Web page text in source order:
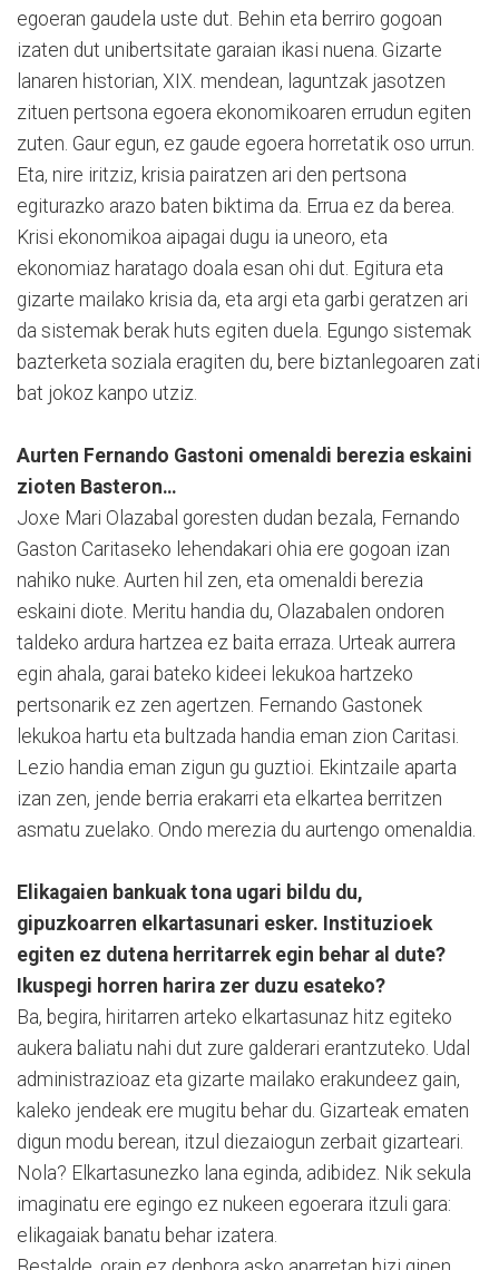
egoeran gaudela uste dut. Behin eta berriro gogoan
izaten dut unibertsitate garaian ikasi nuena. Gizarte
lanaren historian, XIX. mendean, laguntzak jasotzen
zituen pertsona egoera ekonomikoaren errudun egiten
zuten. Gaur egun, ez gaude egoera horretatik oso urrun.
Eta, nire iritziz, krisia pairatzen ari den pertsona
egiturazko arazo baten biktima da. Errua ez da berea.
Krisi ekonomikoa aipagai dugu ia uneoro, eta
ekonomiaz haratago doala esan ohi dut. Egitura eta
gizarte mailako krisia da, eta argi eta garbi geratzen ari
da sistemak berak huts egiten duela. Egungo sistemak
bazterketa soziala eragiten du, bere biztanlegoaren zati
bat jokoz kanpo utziz.
Aurten Fernando Gastoni omenaldi berezia eskaini
zioten Basteron…
Joxe Mari Olazabal goresten dudan bezala, Fernando
Gaston Caritaseko lehendakari ohia ere gogoan izan
nahiko nuke. Aurten hil zen, eta omenaldi berezia
eskaini diote. Meritu handia du, Olazabalen ondoren
taldeko ardura hartzea ez baita erraza. Urteak aurrera
egin ahala, garai bateko kideei lekukoa hartzeko
pertsonarik ez zen agertzen. Fernando Gastonek
lekukoa hartu eta bultzada handia eman zion Caritasi.
Lezio handia eman zigun gu guztioi. Ekintzaile aparta
izan zen, jende berria erakarri eta elkartea berritzen
asmatu zuelako. Ondo merezia du aurtengo omenaldia.
Elikagaien bankuak tona ugari bildu du,
gipuzkoarren elkartasunari esker. Instituzioek
egiten ez dutena herritarrek egin behar al dute?
Ikuspegi horren harira zer duzu esateko?
Ba, begira, hiritarren arteko elkartasunaz hitz egiteko
aukera baliatu nahi dut zure galderari erantzuteko. Udal
administrazioaz eta gizarte mailako erakundeez gain,
kaleko jendeak ere mugitu behar du. Gizarteak ematen
digun modu berean, itzul diezaiogun zerbait gizarteari.
Nola? Elkartasunezko lana eginda, adibidez. Nik sekula
imaginatu ere egingo ez nukeen egoerara itzuli gara:
elikagaiak banatu behar izatera.